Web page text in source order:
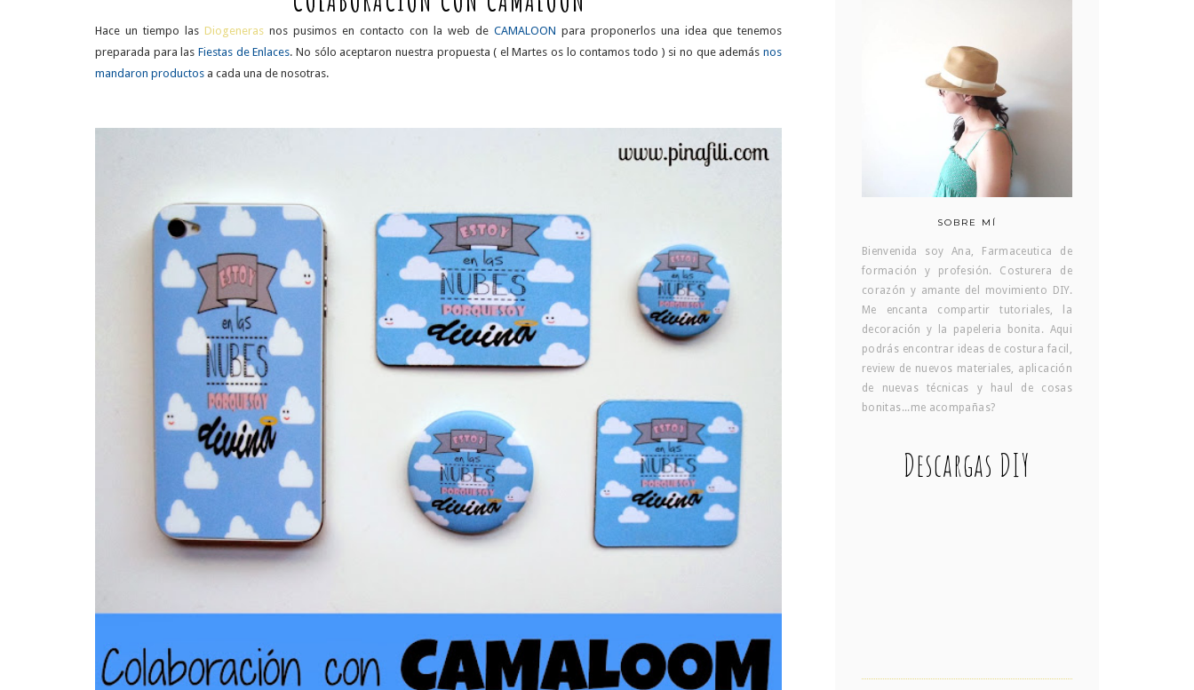
Hace un tiempo las Diogeneras nos pusimos en contacto con la web de CAMALOON para proponerlos una idea que tenemos
preparada para las Fiestas de Enlaces. No sólo aceptaron nuestra propuesta ( el Martes os lo contamos todo ) si no que además nos
mandaron productos a cada una de nosotras.
SOBRE MÍ
Bienvenida soy Ana, Farmaceutica de
formación y profesión. Costurera de
corazón y amante del movimiento DIY.
Me encanta compartir tutoriales, la
decoración y la papeleria bonita. Aqui
podrás encontrar ideas de costura facil,
review de nuevos materiales, aplicación
de nuevas técnicas y haul de cosas
bonitas...me acompañas?
Descargas DIY